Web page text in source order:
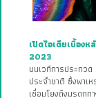
เปิดไอเดียเบื้อง
2023
บนเวทีการประกว
ประจำชาติ ซึ่งพาเ
เชื่อมโยงถึงมรดก